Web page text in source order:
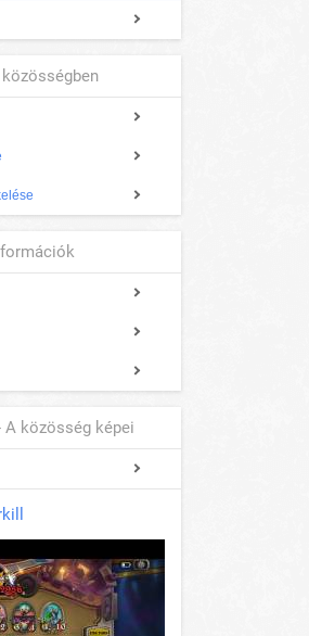
közösség képei